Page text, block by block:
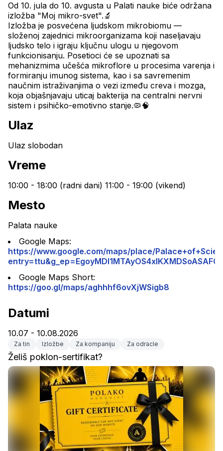
Od 10. jula do 10. avgusta u Palati nauke biće održana
izložba "Moj mikro-svet".🔬
Izložba je posvećena ljudskom mikrobiomu —
složenoj zajednici mikroorganizama koji naseljavaju
ljudsko telo i igraju ključnu ulogu u njegovom
funkcionisanju. Posetioci će se upoznati sa
mehanizmima učešća mikroflore u procesima varenja i
formiranju imunog sistema, kao i sa savremenim
naučnim istraživanjima o vezi između creva i mozga,
koja objašnjavaju uticaj bakterija na centralni nervni
sistem i psihičko-emotivno stanje.🦠🧠
Ulaz
Ulaz slobodan
Vreme
10:00 - 18:00 (radni dani) 11:00 - 19:00 (vikend)
Mesto
Palata nauke
https://www.google.com/maps/place/
https://goo.gl/maps/aghhhf6ovXjWSigb8
Datumi
10.07 - 10.08.2026
Za tin Izložbe Za kompaniju Za odracle
Želiš poklon-sertifikat?